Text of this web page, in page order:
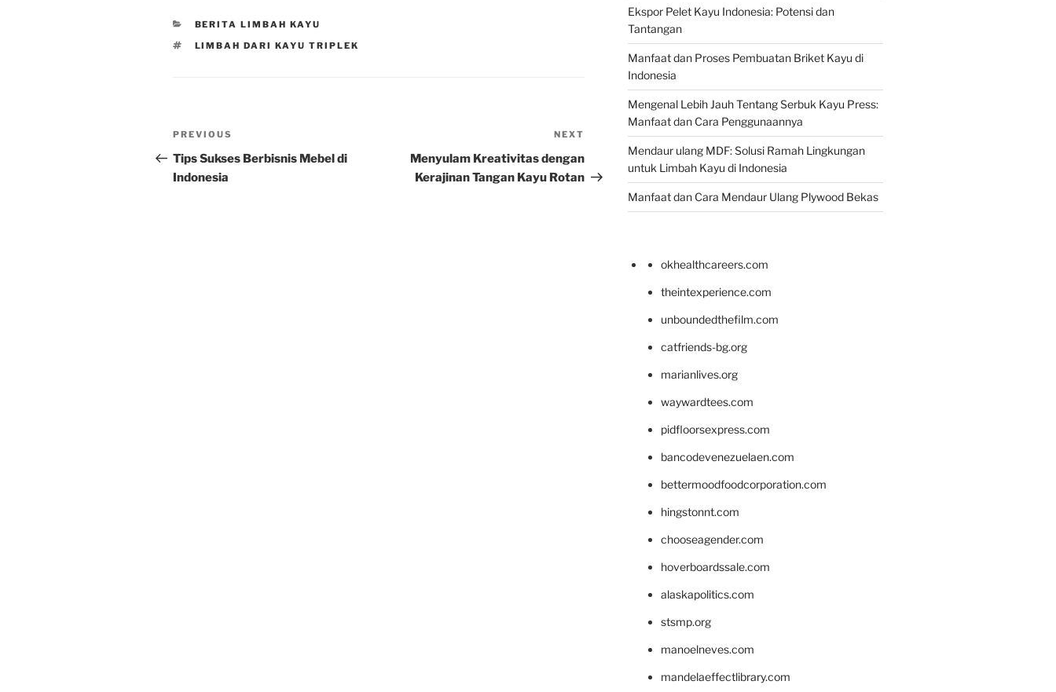
CATEGORIES
BERITA LIMBAH KAYU
TAGS
LIMBAH DARI KAYU TRIPLEK
Post
navigation
Previous
Post
PREVIOUS
Tips Sukses Berbisnis Mebel di
Indonesia
Post
NEXT
Menyulam Kreativitas dengan
Kerajinan Tangan Kayu Rotan
Ekspor Pelet Kayu Indonesia: Potensi dan
Tantangan
Manfaat dan Proses Pembuatan Briket Kayu di
Indonesia
Mengenal Lebih Jauh Tentang Serbuk Kayu Press:
Manfaat dan Cara Penggunaannya
Mendaur ulang MDF: Solusi Ramah Lingkungan
untuk Limbah Kayu di Indonesia
Manfaat dan Cara Mendaur Ulang Plywood Bekas
okhealthcareers.com
theintexperience.com
unboundedthefilm.com
catfriends-bg.org
marianlives.org
waywardtees.com
pidfloorsexpress.com
bancodevenezuelaen.com
bettermoodfoodcorporation.com
hingstonnt.com
chooseagender.com
hoverboardssale.com
alaskapolitics.com
stsmp.org
manoelneves.com
mandelaeffectlibrary.com